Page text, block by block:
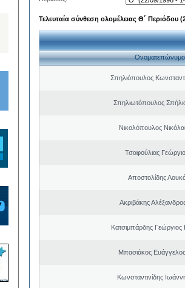
Τελευταία σύνθεση ολομέλειας Θ΄ Περιόδου
Ονοματεπώνυμο
Σπηλιόπουλος
Σπηλιωτόπουλος
Νικολόπουλος
Τσαφούλιας
Αποστολίδης
Ακριβάκης
Κατσιμπάρδης Γεώργιος
Μπασιάκος
Κωνσταντινίδης